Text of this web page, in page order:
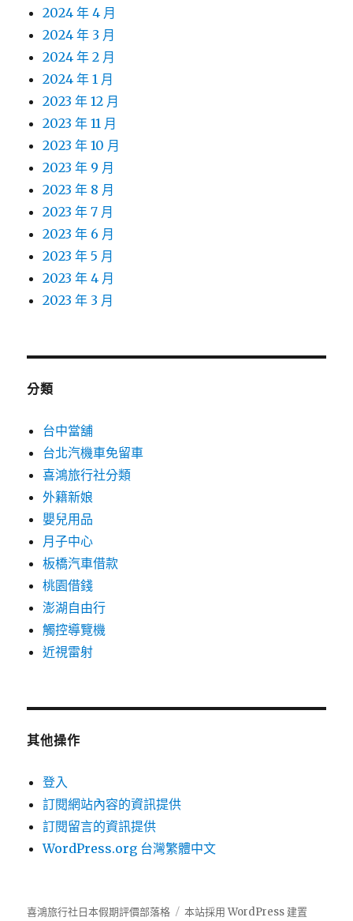
2024 年 4 月
2024 年 3 月
2024 年 2 月
2024 年 1 月
2023 年 12 月
2023 年 11 月
2023 年 10 月
2023 年 9 月
2023 年 8 月
2023 年 7 月
2023 年 6 月
2023 年 5 月
2023 年 4 月
2023 年 3 月
分類
台中當舖
台北汽機車免留車
喜鴻旅行社分類
外籍新娘
嬰兒用品
月子中心
板橋汽車借款
桃園借錢
澎湖自由行
觸控導覽機
近視雷射
其他操作
登入
訂閱網站內容的資訊提供
訂閱留言的資訊提供
WordPress.org 台灣繁體中文
喜鴻旅行社日本假期評價部落格 本站採用 WordPress 建置